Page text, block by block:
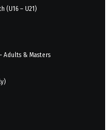
(U16 – U21)
Adults & Masters